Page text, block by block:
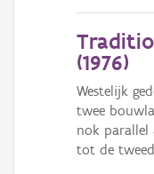
(1976)
Westelijk
twee
nok parallel
tot de